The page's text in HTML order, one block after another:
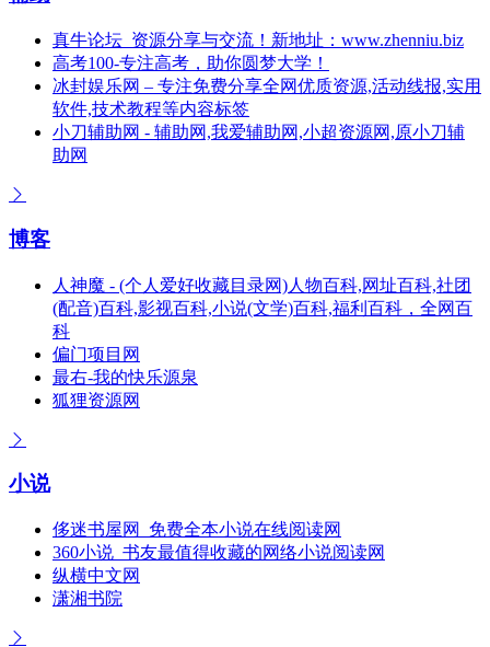
真牛论坛_资源分享与交流！新地址：www.zhenniu.biz
高考100-专注高考，助你圆梦大学！
冰封娱乐网 – 专注免费分享全网优质资源,活动线报,实用
软件,技术教程等内容标签
小刀辅助网 - 辅助网,我爱辅助网,小超资源网,原小刀辅
助网
博客
人神魔 - (个人爱好收藏目录网)人物百科,网址百科,社团
(配音)百科,影视百科,小说(文学)百科,福利百科，全网百
科
偏门项目网
最右-我的快乐源泉
狐狸资源网
小说
侈迷书屋网_免费全本小说在线阅读网
360小说_书友最值得收藏的网络小说阅读网
纵横中文网
潇湘书院